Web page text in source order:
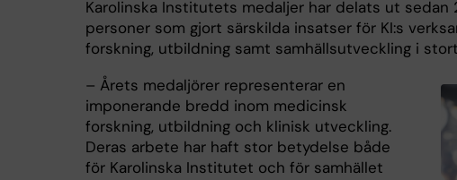
Karolinska Institutets medaljer har delats ut sedan
personer som gjort särskilda insatser för KI:s
forskning, utbildning samt samhällsutveckling i
– Årets medaljörer representerar en
imponerande bredd inom medicinsk
forskning, utbildning och klinisk utveckling.
Deras arbete har haft stor betydelse både
för Karolinska Institutet och för samhället